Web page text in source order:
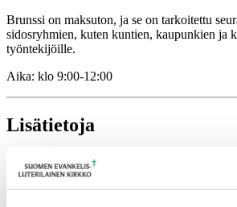
Brunssi on maksuton, ja se on tarkoitettu
sidosryhmien, kuten kuntien, kaupunkien ja
työntekijöille.
Aika: klo 9:00-12:00
Lisätietoja
timo.frilander@evl.fi
Tulevia tapahtumia